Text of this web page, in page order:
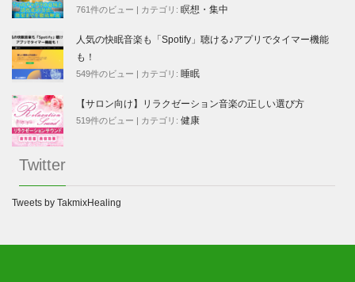
761件のビュー カテゴリ: 瞑想・集中
人気の快眠音楽も「Spotify」聴ける♪アプリでタイマー機能
も！
549件のビュー カテゴリ: 睡眠
【サロン向け】リラクゼーション音楽の正しい選び方
519件のビュー カテゴリ: 健康
Twitter
Tweets by TakmixHealing